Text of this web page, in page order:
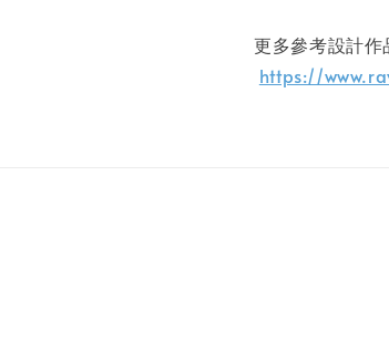
更多參考設計作
https://